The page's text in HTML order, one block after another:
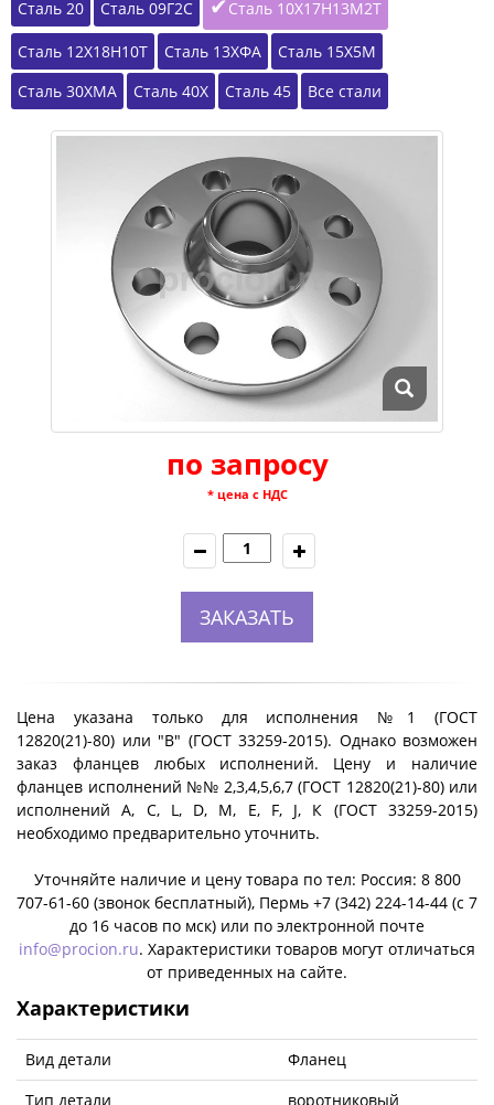
Сталь 20
Сталь 09Г2С Сталь 10Х17Н13М2Т
Сталь 12Х18Н10Т Сталь 13ХФА
Сталь 15Х5М
Сталь 30ХМА
Сталь 40Х Сталь 45 Все стали
по запросу
* цена с НДС
ЗАКАЗАТЬ
Цена указана только для исполнения №1 (ГОСТ
12820(21)-80) или "B" (ГОСТ 33259-2015). Однако возможен
заказ фланцев любых исполнений. Цену и наличие
фланцев исполнений №№ 2,3,4,5,6,7 (ГОСТ 12820(21)-80) или
исполнений A, C, L, D, M, E, F, J, К (ГОСТ 33259-2015)
необходимо предварительно уточнить.
Уточняйте наличие и цену товара по тел: Россия: 8 800
707-61-60 (звонок бесплатный), Пермь +7 (342) 224-14-44 (c 7
до 16 часов по мск) или по электронной почте
info@procion.ru. Характеристики товаров могут отличаться
от приведенных на сайте.
Характеристики
Вид детали
Фланец
Тип детали
воротниковый